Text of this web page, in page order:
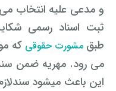
و مدعی علیه انتخاب می
ثبت اسناد رسمی
طبقمشورت حقوقی که
می رود. مهریه ضمن
این باعث میشود